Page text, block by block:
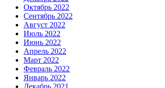
Октябрь 2022
Сентябрь 2022
Август 2022
Июль 2022
Июнь 2022
Апрель 2022
Март 2022
Февраль 2022
Январь 2022
Декабрь 2021